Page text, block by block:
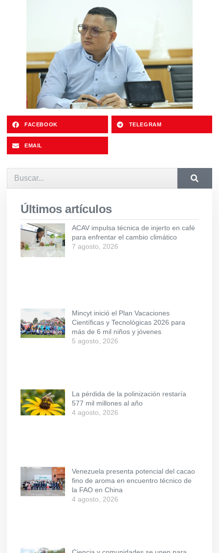
FACEBOOK TELEGRAM
EMAIL
Últimos artículos
ACAV impulsa técnica de injerto en café
para enfrentar el cambio climático
7 agosto, 2026
Mincyt inició el Plan Vacaciones
Científicas y Tecnológicas 2026 para
más de 6 mil niños y jóvenes
5 agosto, 2026
La pérdida de la polinización restaría
577 mil millones al año
4 agosto, 2026
Venezuela presenta potencial del cacao
fino de aroma en encuentro técnico de
la FAO en China
4 agosto, 2026